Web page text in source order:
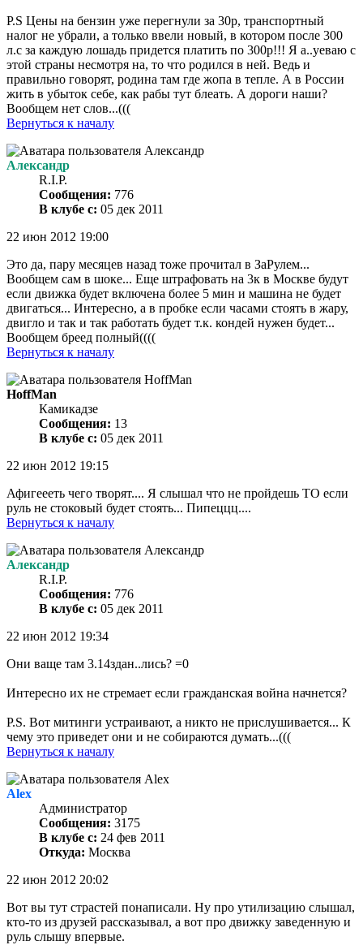
P.S Цены на бензин уже перегнули за 30р, транспортный
налог не убрали, а только ввели новый, в котором после 300
л.с за каждую лошадь придется платить по 300р!!! Я а..уеваю с
этой страны несмотря на, то что родился в ней. Ведь и
правильно говорят, родина там где жопа в тепле. А в России
жить в убыток себе, как рабы тут блеать. А дороги наши?
Вообщем нет слов...(((
Вернуться к началу
Александр
R.I.P.
Сообщения: 776
В клубе с: 05 дек 2011
22 июн 2012 19:00
Это да, пару месяцев назад тоже прочитал в ЗаРулем...
Вообщем сам в шоке... Еще штрафовать на 3к в Москве будут
если движка будет включена более 5 мин и машина не будет
двигаться... Интересно, а в пробке если часами стоять в жару,
двигло и так и так работать будет т.к. кондей нужен будет...
Вообщем бреед полный((((
Вернуться к началу
HoffMan
Камикадзе
Сообщения: 13
В клубе с: 05 дек 2011
22 июн 2012 19:15
Афигеееть чего творят.... Я слышал что не пройдешь ТО если
руль не стоковый будет стоять... Пипеццц....
Вернуться к началу
Александр
R.I.P.
Сообщения: 776
В клубе с: 05 дек 2011
22 июн 2012 19:34
Они ваще там 3.14здан..лись? =0
Интересно их не стремает если гражданская война начнется?
P.S. Вот митинги устраивают, а никто не прислушивается... К
чему это приведет они и не собираются думать...(((
Вернуться к началу
Alex
Администратор
Сообщения: 3175
В клубе с: 24 фев 2011
Откуда: Москва
22 июн 2012 20:02
Вот вы тут страстей понаписали. Ну про утилизацию слышал,
кто-то из друзей рассказывал, а вот про движку заведенную и
руль слышу впервые.